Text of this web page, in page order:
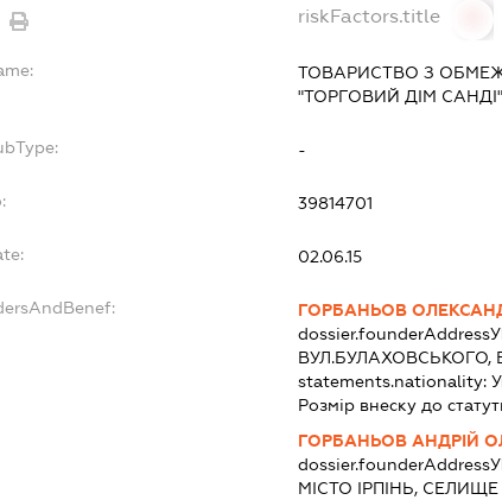
riskFactors.title
ТОВАРИСТВО З
"ТОРГОВИЙ ДІМ САНДІ"
-
39814701
02.06.15
ГОРБАНЬОВ
dossier.founderAddress
ВУЛ.БУЛАХОВСЬКОГО,
statements.nationality:
Розмір внеску до
ГОРБАНЬОВ АНДРІЙ
dossier.founderAddress
МІСТО ІРПІНЬ,